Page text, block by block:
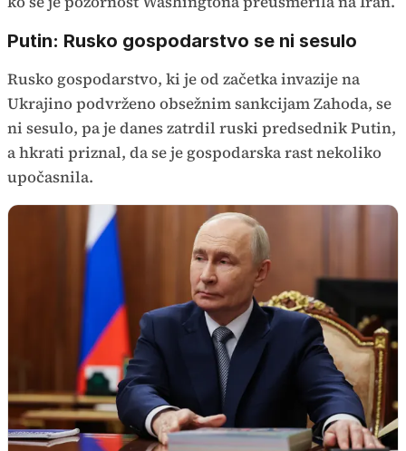
Putin: Rusko gospodarstvo se ni sesulo
Rusko gospodarstvo, ki je od začetka invazije na
Ukrajino podvrženo obsežnim sankcijam Zahoda, se
ni sesulo, pa je danes zatrdil ruski predsednik Putin,
a hkrati priznal, da se je gospodarska rast nekoliko
upočasnila.